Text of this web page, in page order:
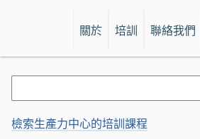
關於 培訓 聯絡我們
檢索生產力中心的培訓課程